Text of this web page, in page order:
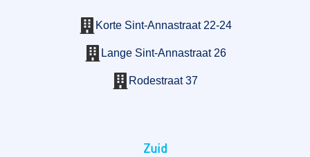
Korte Sint-Annastraat 22-24
Lange Sint-Annastraat 26
Rodestraat 37
Zuid